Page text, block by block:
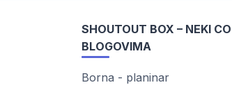
SHOUTOUT BOX – NEKI
BLOGOVIMA
Borna - planinar